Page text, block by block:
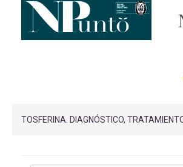
TOSFERINA. DIAGNÓSTICO,